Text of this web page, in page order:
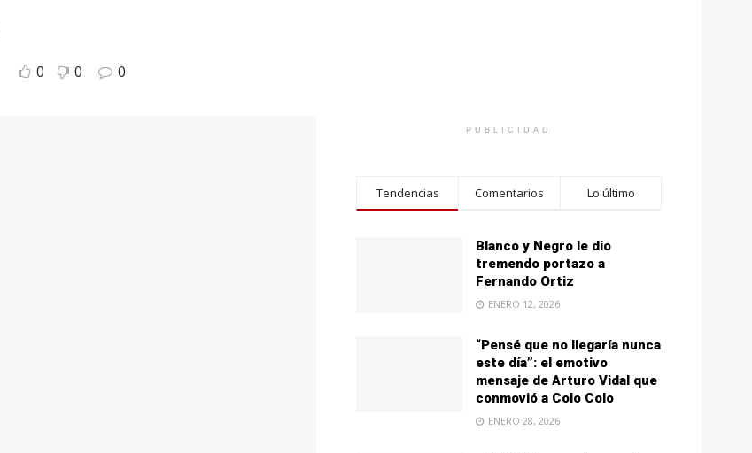
0 0 0
PUBLICIDAD
Tendencias Comentarios Lo último
Blanco y Negro le dio
tremendo portazo a
Fernando Ortiz
ENERO 12, 2026
“Pensé que no llegaría nunca
este día”: el emotivo
mensaje de Arturo Vidal que
conmovió a Colo Colo
ENERO 28, 2026